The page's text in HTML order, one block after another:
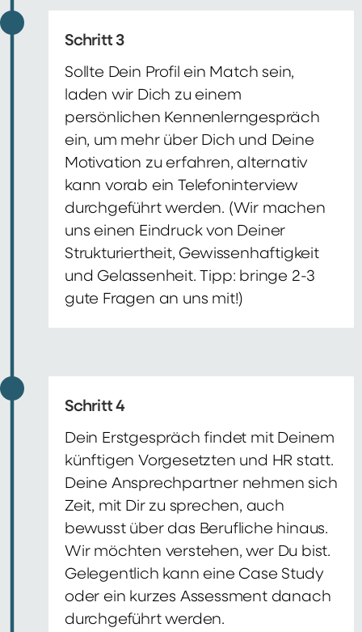
Schritt 3
Sollte Dein Profil ein Match sein,
laden wir Dich zu einem
persönlichen Kennenlerngespräch
ein, um mehr über Dich und Deine
Motivation zu erfahren, alternativ
kann vorab ein Telefoninterview
durchgeführt werden. (Wir machen
uns einen Eindruck von Deiner
Strukturiertheit, Gewissenhaftigkeit
und Gelassenheit. Tipp: bringe 2-3
gute Fragen an uns mit!)
Schritt 4
Dein Erstgespräch findet mit Deinem
künftigen Vorgesetzten und HR statt.
Deine Ansprechpartner nehmen sich
Zeit, mit Dir zu sprechen, auch
bewusst über das Berufliche hinaus.
Wir möchten verstehen, wer Du bist.
Gelegentlich kann eine Case Study
oder ein kurzes Assessment danach
durchgeführt werden.